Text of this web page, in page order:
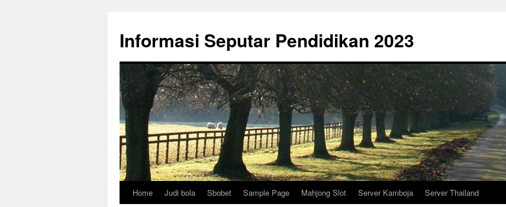
content
Informasi Seputar Pendidikan 2023
Home Judi bola Sbobet Sample Page Mahjong Slot Server Kamboja Server Thailand